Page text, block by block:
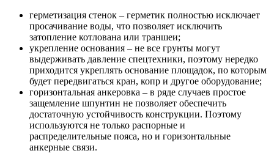
герметизация стенок – герметик полностью исключает
просачивание воды, что позволяет исключить
затопление котлована или траншеи;
укрепление основания – не все грунты могут
выдерживать давление спецтехники, поэтому нередко
приходится укреплять основание площадок, по которым
будет передвигаться кран, копр и другое оборудование;
горизонтальная анкеровка – в ряде случаев простое
защемление шпунтин не позволяет обеспечить
достаточную устойчивость конструкции. Поэтому
используются не только распорные и
распределительные пояса, но и горизонтальные
анкерные связи.